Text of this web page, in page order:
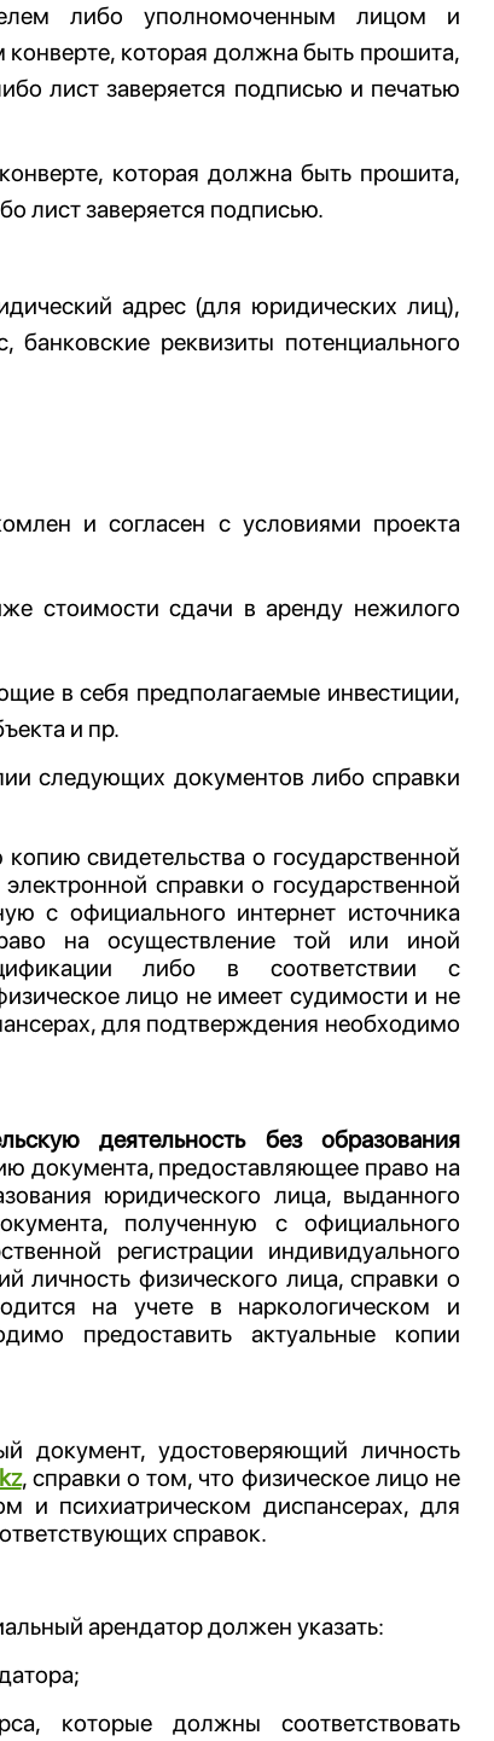
либо уполномоченным лицом и
которая должна быть прошита,
лист заверяется подписью и печатью
которая должна быть прошита,
лист заверяется подписью.
адрес (для юридических лиц),
реквизиты потенциального
и согласен с условиями проекта
стоимости сдачи в аренду нежилого
в себя предполагаемые инвестиции,
и пр.
следующих документов либо справки
свидетельства о государственной
справки о государственной
с официального интернет источника
на осуществление той или иной
либо в соответствии с
лицо не имеет судимости и не
для подтверждения необходимо
деятельность без образования
документа, предоставляющее право на
юридического лица, выданного
полученную с официального
регистрации индивидуального
личность физического лица, справки о
на учете в наркологическом и
предоставить актуальные копии
документ, удостоверяющий личность
, справки о том, что физическое лицо не
и психиатрическом диспансерах, для
справок.
арендатор должен указать:
которые должны соответствовать